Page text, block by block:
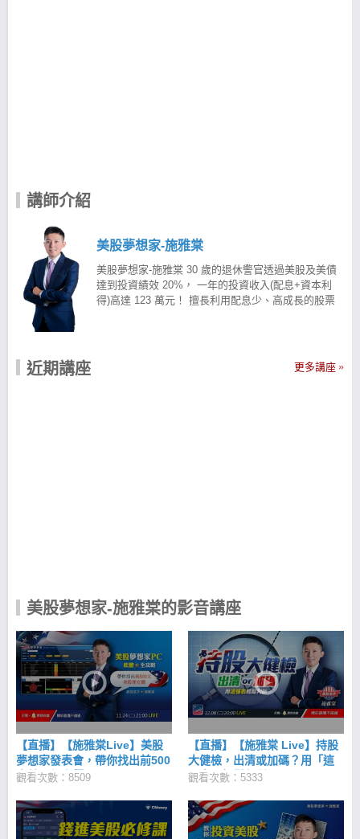
講師介紹
美股夢想家-施雅棠
美股夢想家-施雅棠 30 歲的退休警官透過美股及美債
達到投資績效 20%， 一年的投資收入(配息+資本利
得)高達 123 萬元！ 擅長利用配息少、高成長的股票
2. 先存錢再花錢，就有更多資金投資 3. 努力累積資
產，打造穩定現金流 「投資美股只要持之以恆，用心
力，償債能力高才能安穩度過不景氣 5. 本業利潤占比
近期講座 更多講座
美股夢想家-施雅棠的影音講座
【直播】【施雅棠Live】美股
夢想家發表會，帶你找出前500
大美股便宜價
觀看次數：8509
【直播】【施雅棠 Live】持股
大健檢，出清或加碼？用「這
張表」輕鬆判斷！
觀看次數：5333